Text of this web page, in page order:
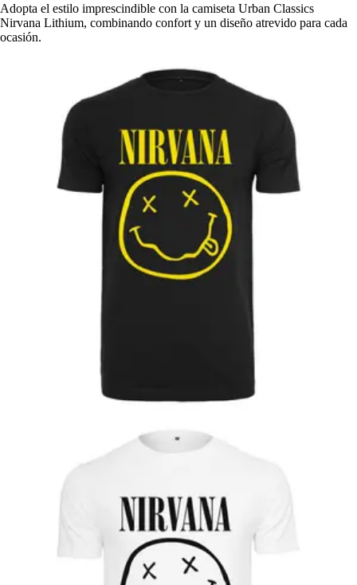
Adopta el estilo imprescindible con la camiseta Urban Classics
Nirvana Lithium, combinando confort y un diseño atrevido para cada
ocasión.